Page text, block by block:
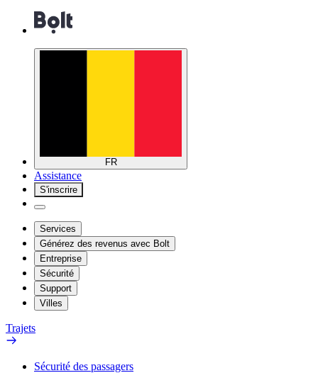
FR
Assistance
S'inscrire
Services
Générez des revenus avec Bolt
Entreprise
Sécurité
Support
Villes
Trajets
Sécurité des passagers